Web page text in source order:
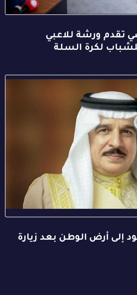
تقدم ورشة للاعبي
لكرة السلة
إلى أرض الوطن بعد زيارة